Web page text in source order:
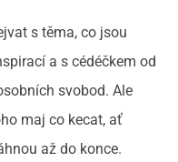
s těma, co jsou
a s cédéčkem od
svobod. Ale
maj co kecat, ať
až do konce.